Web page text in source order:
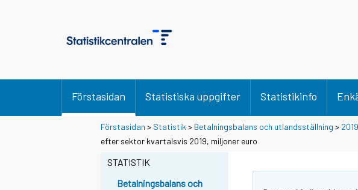
Förstasidan Statistiska uppgifter Statistikinfo
Förstasidan > Statistik > Betalningsbalans och utlandsställning > 2019
efter sektor kvartalsvis 2019, miljoner euro
STATISTIK
Betalningsbalans och